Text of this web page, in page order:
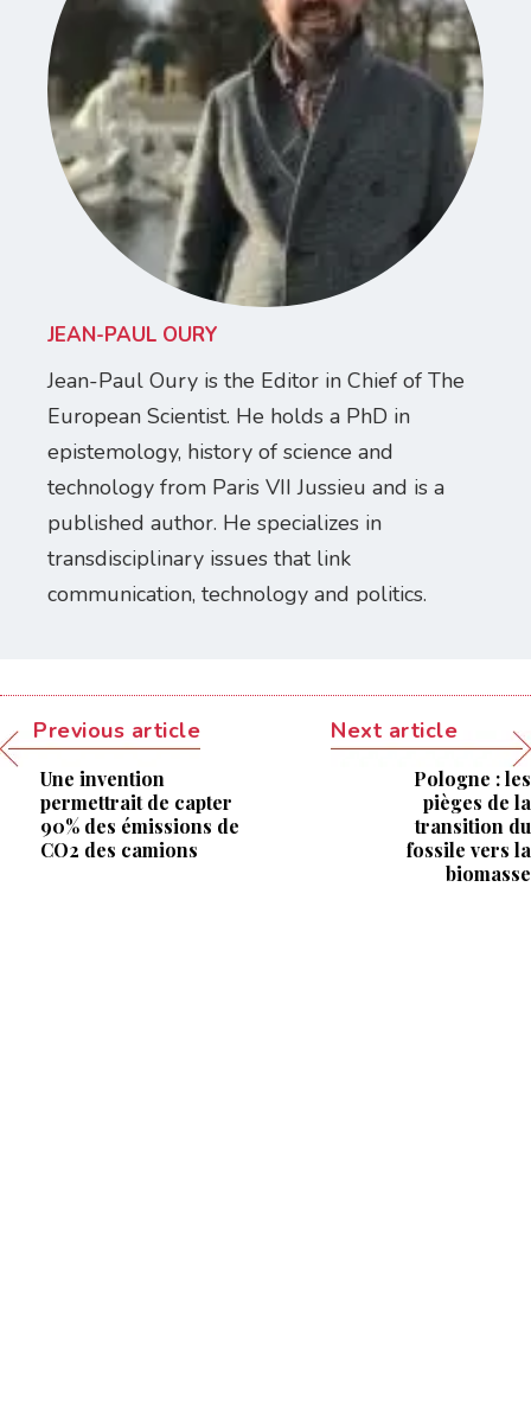
JEAN-PAUL OURY
Jean-Paul Oury is the Editor in Chief of The
European Scientist. He holds a PhD in
epistemology, history of science and
technology from Paris VII Jussieu and is a
published author. He specializes in
transdisciplinary issues that link
communication, technology and politics.
Previous article
Une invention
permettrait de capter
90% des émissions de
CO2 des camions
Next article
Pologne : les
pièges de la
transition du
fossile vers la
biomasse